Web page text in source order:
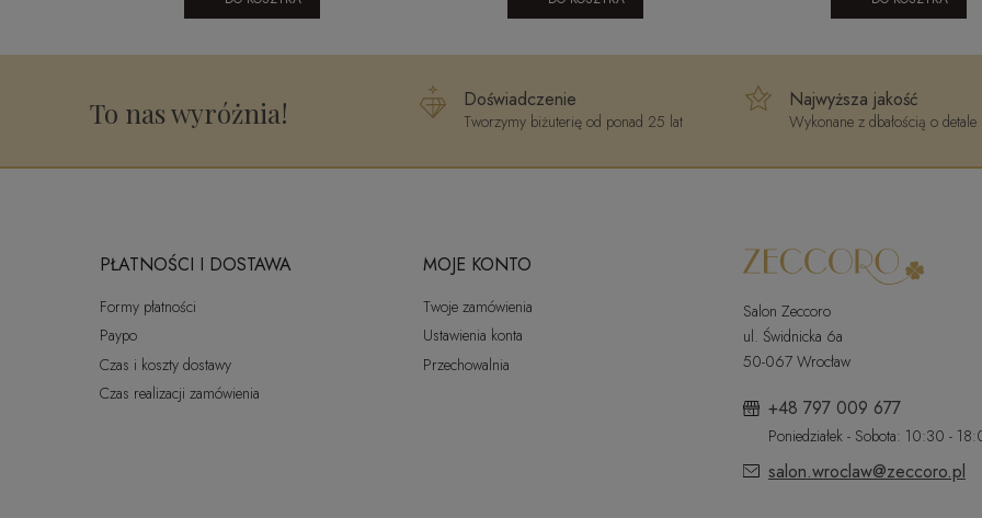
To nas wyróżnia! Doświadczenie
Tworzymy biżuterię od ponad 25 lat
Najwyższa jakość
Wykonane z dbałością o detale
PŁATNOŚCI I DOSTAWA
Formy płatności
Paypo
Czas i koszty dostawy
Czas realizacji zamówienia
MOJE KONTO
Twoje zamówienia
Ustawienia konta
Przechowalnia
Salon Zeccoro
ul. Świdnicka 6a
50-067 Wrocław
+48 797 009 677
Poniedziałek - Sobota: 10:30 -
salon.wroclaw@zeccoro.pl